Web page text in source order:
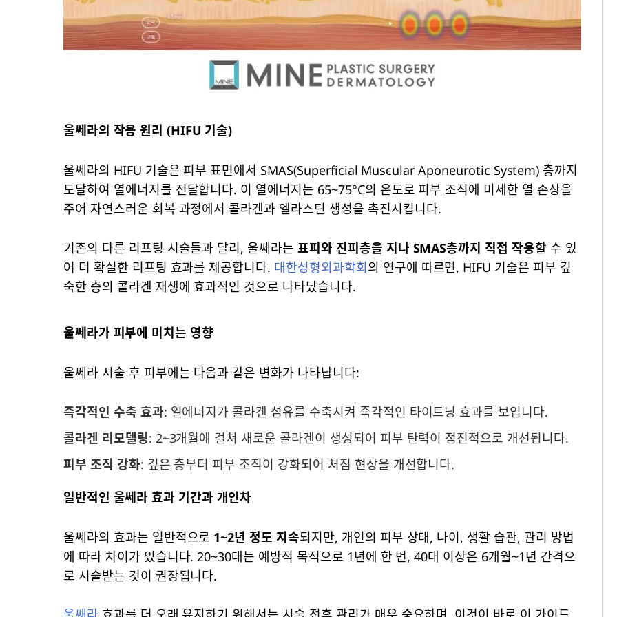
울쎄라의 작용 원리 (HIFU 기술)
울쎄라의 HIFU 기술은 피부 표면에서 SMAS(Superficial Muscular Aponeurotic System) 층까지
도달하여 열에너지를 전달합니다. 이 열에너지는 65~75°C의 온도로 피부 조직에 미세한 열 손상을
주어 자연스러운 회복 과정에서 콜라겐과 엘라스틴 생성을 촉진시킵니다.
기존의 다른 리프팅 시술들과 달리, 울쎄라는 표피와 진피층을 지나 SMAS층까지 직접 작용할 수 있
어 더 확실한 리프팅 효과를 제공합니다. 대한성형외과학회의 연구에 따르면, HIFU 기술은 피부 깊
숙한 층의 콜라겐 재생에 효과적인 것으로 나타났습니다.
울쎄라가 피부에 미치는 영향
울쎄라 시술 후 피부에는 다음과 같은 변화가 나타납니다:
즉각적인 수축 효과: 열에너지가 콜라겐 섬유를 수축시켜 즉각적인 타이트닝 효과를 보입니다.
콜라겐 리모델링: 2~3개월에 걸쳐 새로운 콜라겐이 생성되어 피부 탄력이 점진적으로 개선됩니다.
피부 조직 강화: 깊은 층부터 피부 조직이 강화되어 처짐 현상을 개선합니다.
일반적인 울쎄라 효과 기간과 개인차
울쎄라의 효과는 일반적으로 1~2년 정도 지속되지만, 개인의 피부 상태, 나이, 생활 습관, 관리 방법
에 따라 차이가 있습니다. 20~30대는 예방적 목적으로 1년에 한 번, 40대 이상은 6개월~1년 간격으
로 시술받는 것이 권장됩니다.